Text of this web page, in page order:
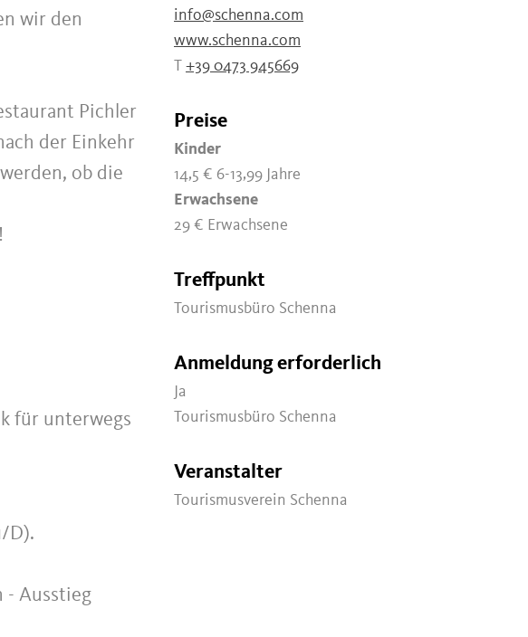
wir den
Pichler
der Einkehr
ob die
für unterwegs
D).
- Ausstieg
info@schenna.com
www.schenna.com
T +39 0473 945669
Preise
Kinder
14,5 € 6-13,99 Jahre
Erwachsene
29 € Erwachsene
Treffpunkt
Tourismusbüro Schenna
Anmeldung erforderlich
Ja
Tourismusbüro Schenna
Veranstalter
Tourismusverein Schenna